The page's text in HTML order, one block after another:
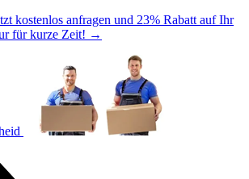
kostenlos anfragen und 23% Rabatt auf Ihr
für kurze Zeit! →